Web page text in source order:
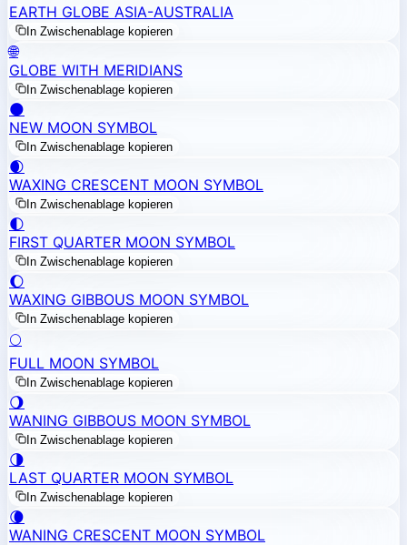
EARTH GLOBE ASIA-AUSTRALIA
In Zwischenablage kopieren
🌐
GLOBE WITH MERIDIANS
In Zwischenablage kopieren
🌑
NEW MOON SYMBOL
In Zwischenablage kopieren
🌒
WAXING CRESCENT MOON SYMBOL
In Zwischenablage kopieren
🌓
FIRST QUARTER MOON SYMBOL
In Zwischenablage kopieren
🌔
WAXING GIBBOUS MOON SYMBOL
In Zwischenablage kopieren
🌕
FULL MOON SYMBOL
In Zwischenablage kopieren
🌖
WANING GIBBOUS MOON SYMBOL
In Zwischenablage kopieren
🌗
LAST QUARTER MOON SYMBOL
In Zwischenablage kopieren
🌘
WANING CRESCENT MOON SYMBOL